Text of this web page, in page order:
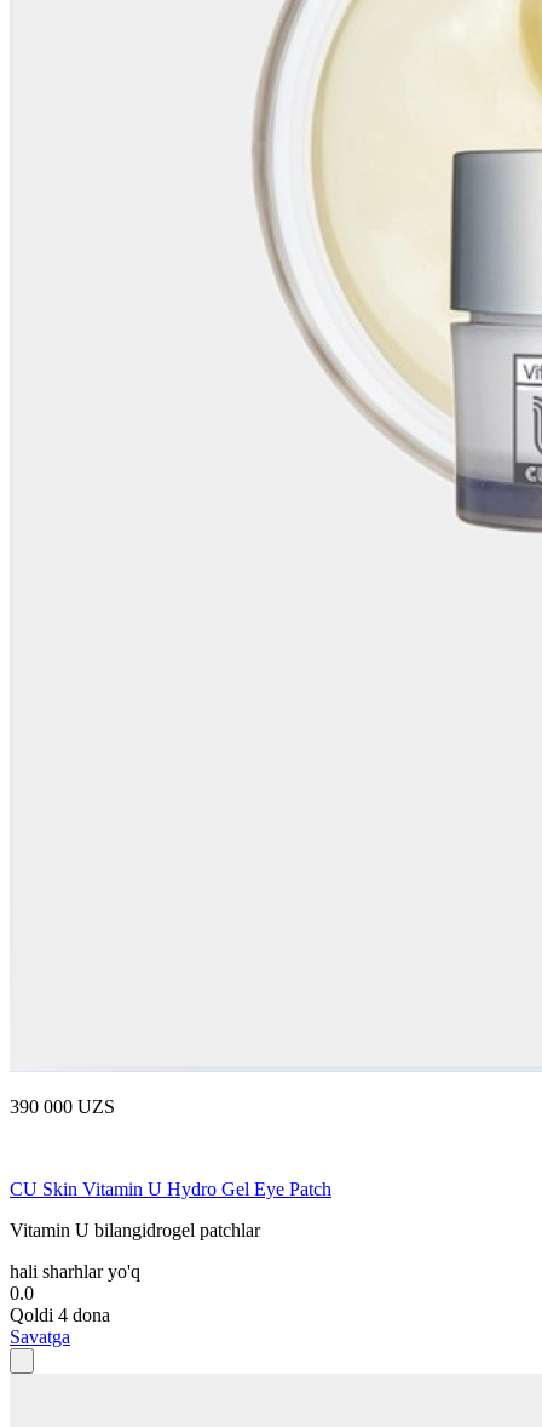
390 000 UZS
CU Skin Vitamin U Hydro Gel Eye Patch
Vitamin U bilangidrogel patchlar
hali sharhlar yo'q
0.0
Qoldi 4 dona
Savatga